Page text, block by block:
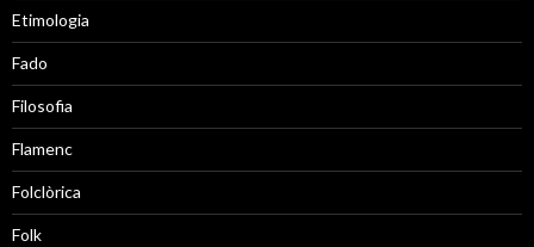
Etimologia
Fado
Filosofia
Flamenc
Folclòrica
Folk